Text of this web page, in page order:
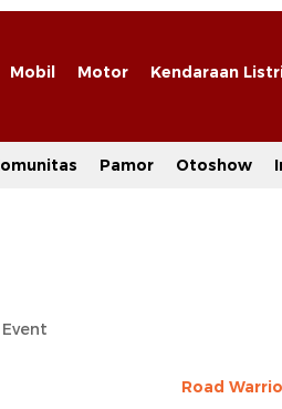
Mobil Motor Kendaraan
Pamor Otoshow
Road